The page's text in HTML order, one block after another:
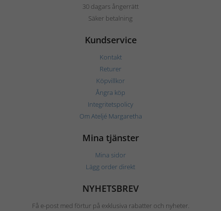
30 dagars ångerrätt
Säker betalning
Kundservice
Kontakt
Returer
Köpvillkor
Ångra köp
Integritetspolicy
Om Ateljé Margaretha
Mina tjänster
Mina sidor
Lägg order direkt
NYHETSBREV
Få e-post med förtur på exklusiva rabatter och nyheter.